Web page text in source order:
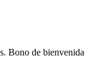
Bono de bienvenida